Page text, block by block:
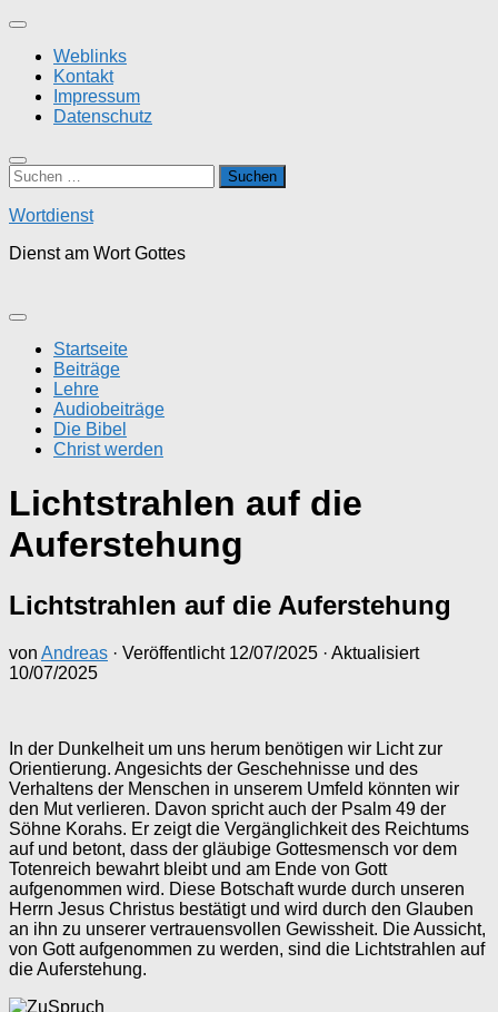
Zum
springenWeblinks
Kontakt
Impressum
Datenschutz
Suchen
nach:
Wortdienst
Dienst am Wort Gottes
Startseite
Beiträge
Lehre
Audiobeiträge
Die Bibel
Christ werden
Lichtstrahlen auf die
Auferstehung
Lichtstrahlen auf die Auferstehung
von Andreas · Veröffentlicht 12/07/2025 · Aktualisiert
10/07/2025
In der Dunkelheit um uns herum benötigen wir Licht zur
Orientierung. Angesichts der Geschehnisse und des
Verhaltens der Menschen in unserem Umfeld könnten wir
den Mut verlieren. Davon spricht auch der Psalm 49 der
Söhne Korahs. Er zeigt die Vergänglichkeit des Reichtums
auf und betont, dass der gläubige Gottesmensch vor dem
Totenreich bewahrt bleibt und am Ende von Gott
aufgenommen wird. Diese Botschaft wurde durch unseren
Herrn Jesus Christus bestätigt und wird durch den Glauben
an ihn zu unserer vertrauensvollen Gewissheit. Die Aussicht,
von Gott aufgenommen zu werden, sind die Lichtstrahlen auf
die Auferstehung.